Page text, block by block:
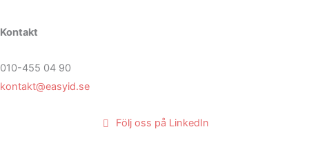
Kontakt
010-455 04 90
kontakt@easyid.se
Följ oss på LinkedIn